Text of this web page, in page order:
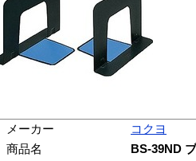
メーカー
コクヨ
商品名
BS-39ND